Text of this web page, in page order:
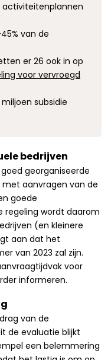
activiteitenplannen
van de
er 26 ook in op
voor vervroegd
subsidie
bedrijven
georganiseerde
aanvragen van de
goede
regeling wordt daarom
(en kleinere
aan dat het
van 2023 zal zijn.
voor
informeren.
van de
de evaluatie blijkt
een belemmering